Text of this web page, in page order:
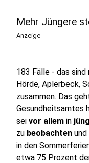
Mehr Jüngere
Anzeige
183 Fälle - das
Hörde, Aplerbeck,
zusammen. Das
Gesundheitsamtes
sei vor allem in
zu beobachten
in den
etwa 75 Prozent